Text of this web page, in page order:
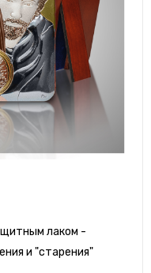
лаком -
и "старения"